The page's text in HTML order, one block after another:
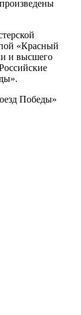
«Красный
и высшего
Победы»